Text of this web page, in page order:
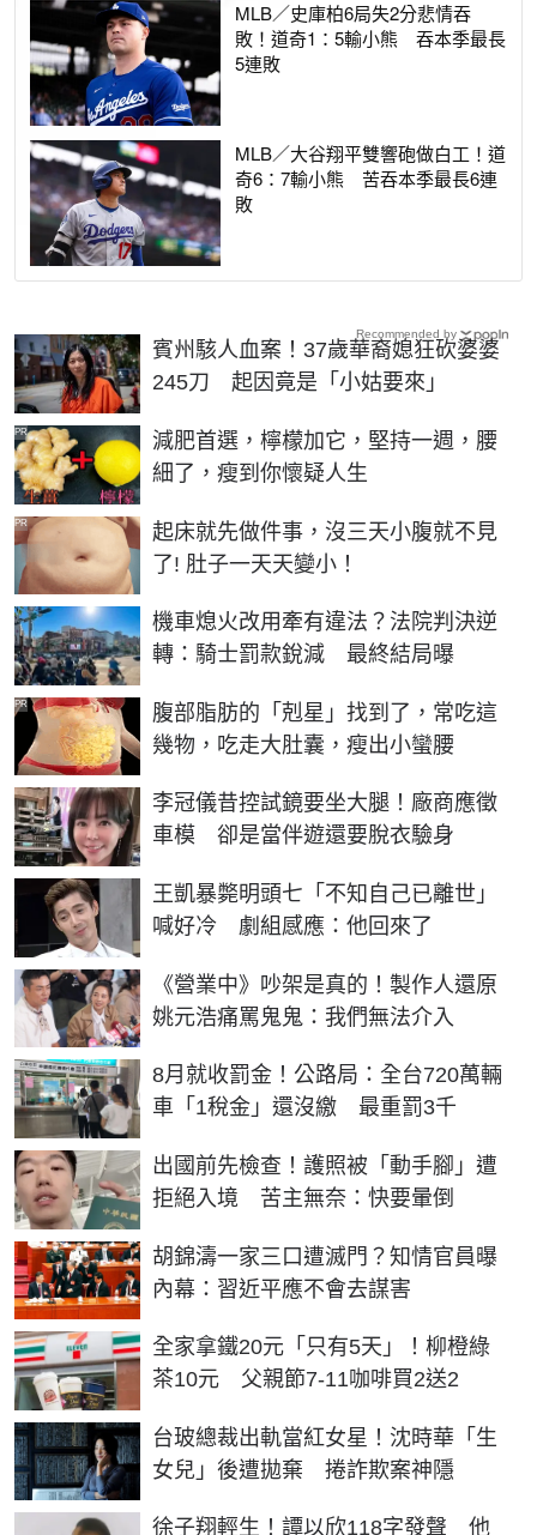
MLB／史庫柏6局失2分悲情吞
敗！道奇1：5輸小熊 吞本季最長
5連敗
MLB／大谷翔平雙響砲做白工！道
奇6：7輸小熊 苦吞本季最長6連
敗
賓州駭人血案！37歲華裔媳狂砍婆婆
245刀 起因竟是「小姑要來」
減肥首選，檸檬加它，堅持一週，腰
細了，瘦到你懷疑人生
PR
起床就先做件事，沒三天小腹就不見
了! 肚子一天天變小！
PR
機車熄火改用牽有違法？法院判決逆
轉：騎士罰款銳減 最終結局曝
腹部脂肪的「剋星」找到了，常吃這
幾物，吃走大肚囊，瘦出小蠻腰
PR
李冠儀昔控試鏡要坐大腿！廠商應徵
車模 卻是當伴遊還要脫衣驗身
王凱暴斃明頭七「不知自己已離世」
喊好冷 劇組感應：他回來了
《營業中》吵架是真的！製作人還原
姚元浩痛罵鬼鬼：我們無法介入
8月就收罰金！公路局：全台720萬輛
車「1稅金」還沒繳 最重罰3千
出國前先檢查！護照被「動手腳」遭
拒絕入境 苦主無奈：快要暈倒
胡錦濤一家三口遭滅門？知情官員曝
內幕：習近平應不會去謀害
全家拿鐵20元「只有5天」！柳橙綠
茶10元 父親節7-11咖啡買2送2
台玻總裁出軌當紅女星！沈時華「生
女兒」後遭拋棄 捲詐欺案神隱
徐子翔輕生！譚以欣118字發聲 他
Recommended by